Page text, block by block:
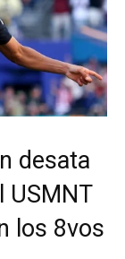
desata
USMNT
los 8vos